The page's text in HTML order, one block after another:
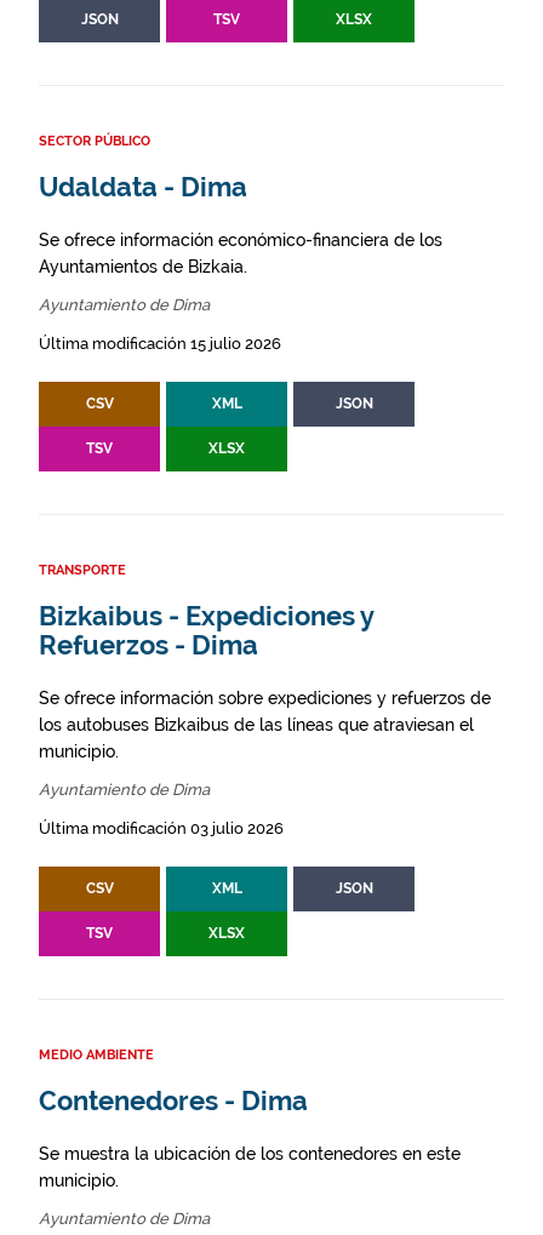
JSON TSV XLSX
SECTOR PÚBLICO
Udaldata - Dima
Se ofrece información económico-financiera de los
Ayuntamientos de Bizkaia.
Ayuntamiento de Dima
Última modificación 15 julio 2026
CSV XML JSON
TSV XLSX
TRANSPORTE
Bizkaibus - Expediciones y
Refuerzos - Dima
Se ofrece información sobre expediciones y refuerzos de
los autobuses Bizkaibus de las líneas que atraviesan el
municipio.
Ayuntamiento de Dima
Última modificación 03 julio 2026
CSV XML JSON
TSV XLSX
MEDIO AMBIENTE
Contenedores - Dima
Se muestra la ubicación de los contenedores en este
municipio.
Ayuntamiento de Dima